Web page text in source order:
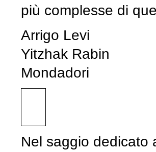
più complesse di
Arrigo Levi
Yitzhak Rabin
Mondadori
Nel saggio dedicato